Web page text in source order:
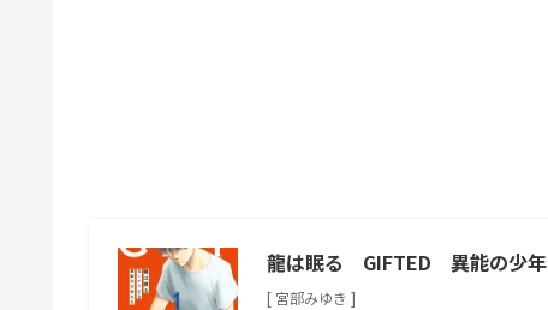
龍は眠る GIFTED 異能の少年
[ 宮部みゆき ]